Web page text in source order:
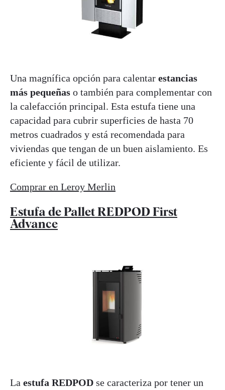
Una magnífica opción para calentar estancias
más pequeñas o también para complementar con
la calefacción principal. Esta estufa tiene una
capacidad para cubrir superficies de hasta 70
metros cuadrados y está recomendada para
viviendas que tengan de un buen aislamiento. Es
eficiente y fácil de utilizar.
Comprar en Leroy Merlin
Estufa de Pallet REDPOD First
Advance
La estufa REDPOD se caracteriza por tener un